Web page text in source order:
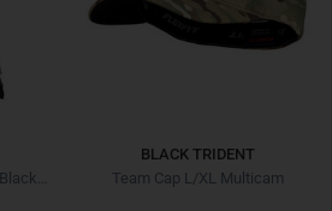
BLACK TRIDENT
Team Cap L/XL Multicam